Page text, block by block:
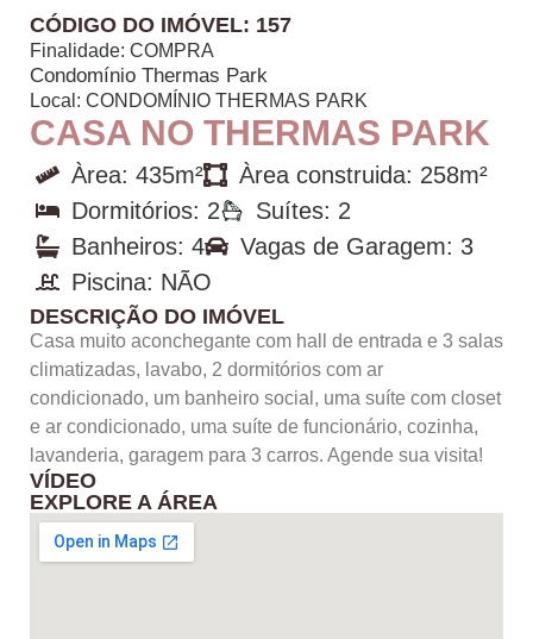
CÓDIGO DO IMÓVEL: 157
Finalidade: COMPRA
Condomínio Thermas Park
Local: CONDOMÍNIO THERMAS PARK
CASA NO THERMAS PARK
Àrea: 435m²
Àrea construida: 258m²
Dormitórios: 2
Suítes: 2
Banheiros: 4
Vagas de Garagem: 3
Piscina: NÃO
DESCRIÇÃO DO IMÓVEL
Casa muito aconchegante com hall de entrada e 3 salas
climatizadas, lavabo, 2 dormitórios com ar
condicionado, um banheiro social, uma suíte com closet
e ar condicionado, uma suíte de funcionário, cozinha,
lavanderia, garagem para 3 carros. Agende sua visita!
VÍDEO
EXPLORE A ÁREA